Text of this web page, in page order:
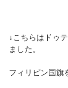
↓こちらはドゥ
ました。
フィリピン国旗